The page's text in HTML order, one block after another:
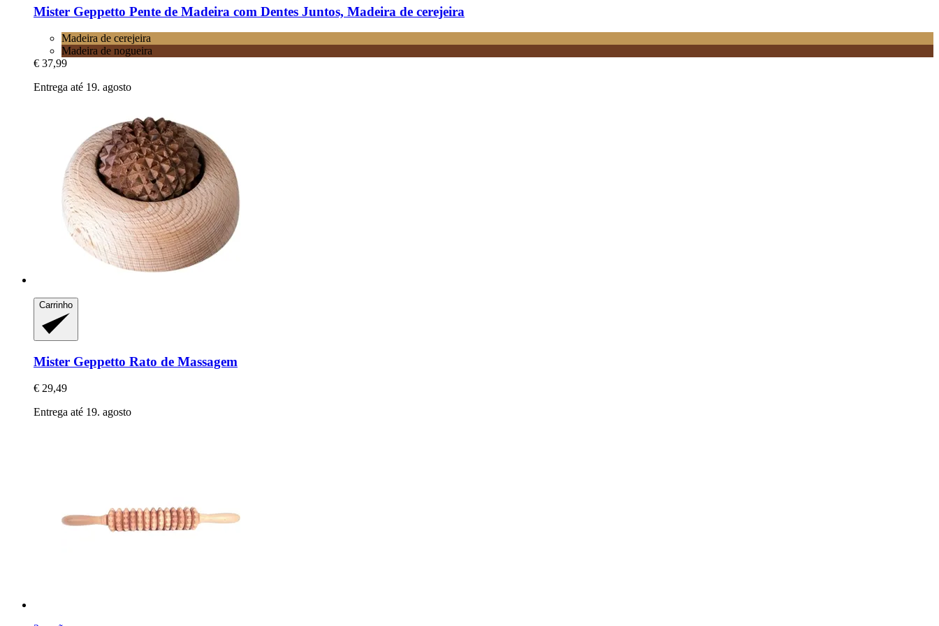
Mister Geppetto Pente de Madeira com Dentes Juntos, Madeira de cerejeira
Madeira de cerejeira
Madeira de nogueira
€ 37,99
Entrega até 19. agosto
Carrinho
Mister Geppetto Rato de Massagem
€ 29,49
Entrega até 19. agosto